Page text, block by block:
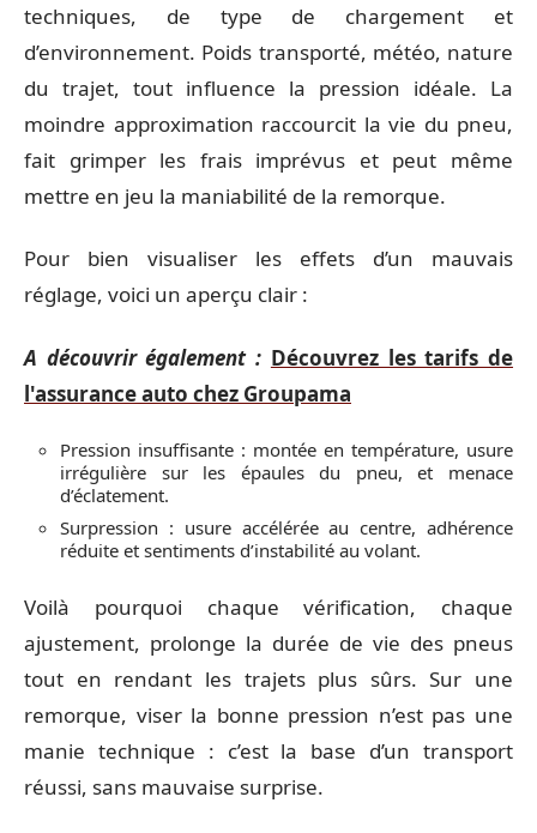
techniques, de type de chargement et
d’environnement. Poids transporté, météo, nature
du trajet, tout influence la pression idéale. La
moindre approximation raccourcit la vie du pneu,
fait grimper les frais imprévus et peut même
mettre en jeu la maniabilité de la remorque.
Pour bien visualiser les effets d’un mauvais
réglage, voici un aperçu clair :
A découvrir également : Découvrez les tarifs de
l'assurance auto chez Groupama
Pression insuffisante : montée en température, usure
irrégulière sur les épaules du pneu, et menace
d’éclatement.
Surpression : usure accélérée au centre, adhérence
réduite et sentiments d’instabilité au volant.
Voilà pourquoi chaque vérification, chaque
ajustement, prolonge la durée de vie des pneus
tout en rendant les trajets plus sûrs. Sur une
remorque, viser la bonne pression n’est pas une
manie technique : c’est la base d’un transport
réussi, sans mauvaise surprise.